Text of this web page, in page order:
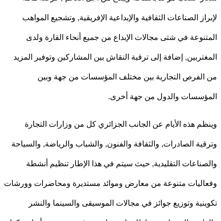
الصناعات الثقافية والإبداعية الإفريقية, وتشجيع المواهب
في شتى مجالات الإبداع من جميع أنحاء القارة ولدى
إضافة إلى ترقية النقاش بين المشاركين وتوفير المزيد
التجارية بين مختلف المؤسسات من جهة وبين
والدول من جهة أخرى.
هذه الأيام عن الجانب الجزائري كل من وزارات التجارة
الصادرات, والثقافة والفنون, والشباب والرياضة, والسياحة
التقليدية, حيث سيتم في هذا الإطار تنظيم أنشطة
متنوعة من معارض وموائد مستديرة ومحاضرات وورشات
وتوزيع جوائز في مجالات الموسيقى والسينما والنشر